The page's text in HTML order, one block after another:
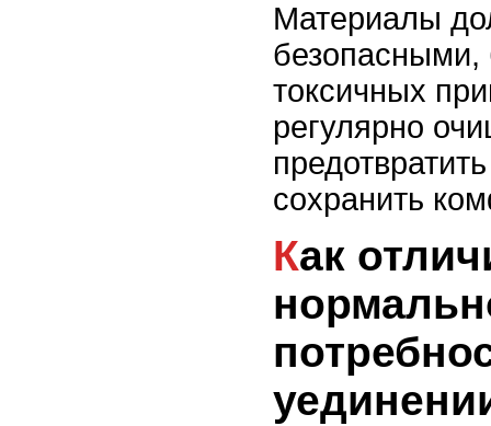
Материалы
безопасными,
токсичных
регулярно
сохранить
Как отличить стресс от